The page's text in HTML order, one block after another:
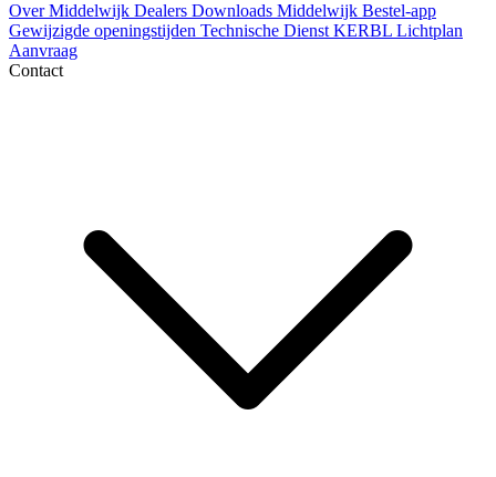
Over Middelwijk Dealers Downloads Middelwijk Bestel-app
Gewijzigde openingstijden Technische Dienst KERBL Lichtplan
Aanvraag
Contact